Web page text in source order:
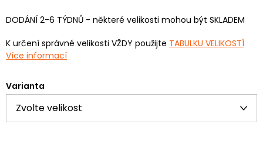
DODÁNÍ 2-6 TÝDNŮ - některé velikosti mohou být SKLADEM
K určení správné velikosti VŽDY použijte TABULKU VELIKOSTÍ
Více informací
Varianta